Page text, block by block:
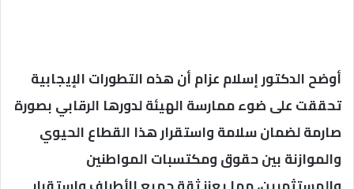
أوضح الدكتور إسلام عزام أن هذه التطورات الإيجابية
تحققت على ضوء ممارسة الهيئة لدورها الرقابي بصورة
صارمة لضمان سلامة واستقرار هذا القطاع الحيوي
والموازنة بين حقوق ومكتسبات المواطنين